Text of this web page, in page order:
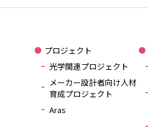
プロジェクト
光学関連プロジェクト
メーカー設計者向け人材
育成プロジェクト
Aras